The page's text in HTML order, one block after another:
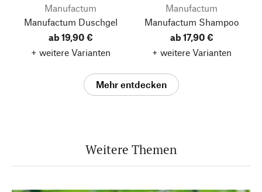
Manufactum
Manufactum Duschgel
ab 19,90 €
+ weitere Varianten
Manufactum
Manufactum Shampoo
ab 17,90 €
+ weitere Varianten
Mehr entdecken
Weitere Themen